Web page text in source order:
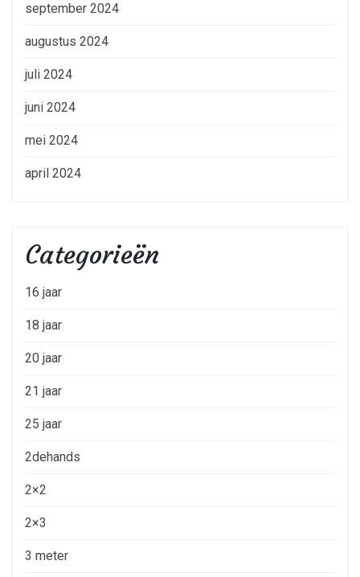
september 2024
augustus 2024
juli 2024
juni 2024
mei 2024
april 2024
Categorieën
16 jaar
18 jaar
20 jaar
21 jaar
25 jaar
2dehands
2×2
2×3
3 meter